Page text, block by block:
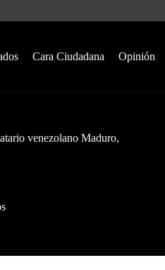
Cara Ciudadana Opinión
venezolano Maduro,